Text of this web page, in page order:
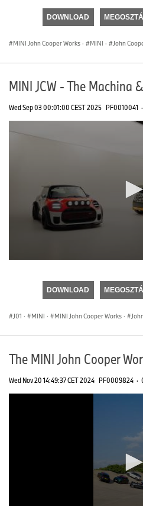
seconds
DOWNLOAD
MINI John Cooper Works · MINI · John
MINI JCW - The Machina
Wed Sep 03 00:01:00 CEST 2025 PF0010041 ·
seconds
DOWNLOAD
J01 · MINI · MINI John Cooper Works ·
The MINI John Cooper
Wed Nov 20 14:49:37 CET 2024 PF0009824 ·